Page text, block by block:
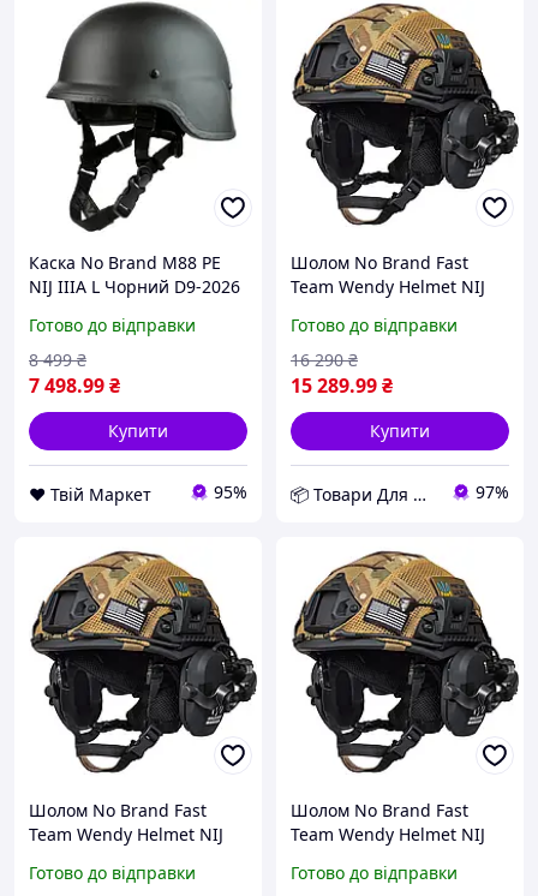
Каска No Brand M88 PE
NIJ IIIA L Чорний D9-2026
Готово до відправки
7 498.99₴
8 499 ₴
Купити
❤️ Твій Маркет 95%
Шолом No Brand Fast
Team Wendy Helmet NIJ
Мультикам-чорний
(2444898750) D12-2026
Готово до відправки
15 289.99₴
16 290 ₴
Купити
📦 Товари Для Дому 97%
Шолом No Brand Fast
Team Wendy Helmet NIJ
Мультиком-чорний
Готово до відправки
Шолом No Brand Fast
Team Wendy Helmet NIJ
Мультиком-чорний
Готово до відправки